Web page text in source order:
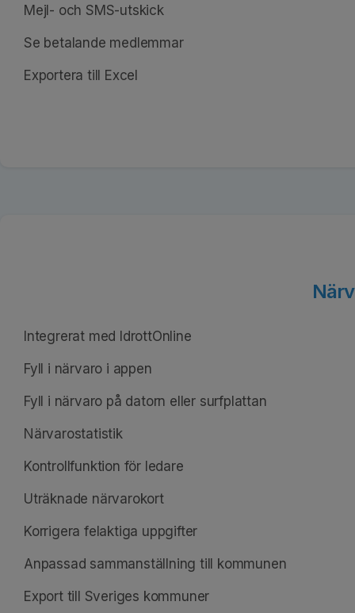
Mejl- och SMS-utskick
Se betalande medlemmar
Exportera till Excel
Integrerat med IdrottOnline
Fyll i närvaro i appen
Fyll i närvaro på datorn eller surfplattan
Närvarostatistik
Kontrollfunktion för ledare
Uträknade närvarokort
Korrigera felaktiga uppgifter
Anpassad sammanställning till kommunen
Export till Sveriges kommuner